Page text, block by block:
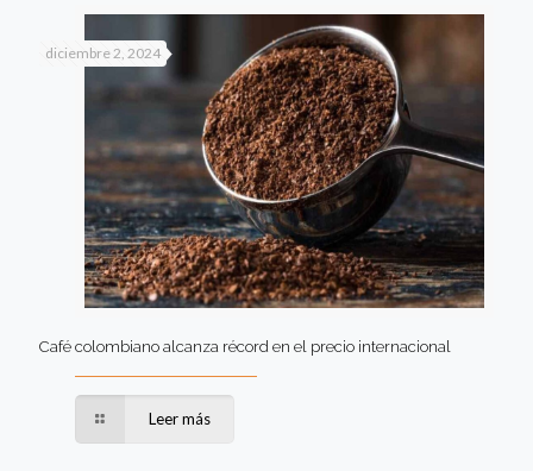
diciembre 2, 2024
Café colombiano alcanza récord en el precio internacional
Leer más